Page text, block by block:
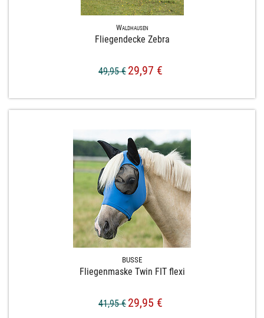
Waldhausen
Fliegendecke Zebra
49,95 € 29,97 €
BUSSE
Fliegenmaske Twin FIT flexi
41,95 € 29,95 €